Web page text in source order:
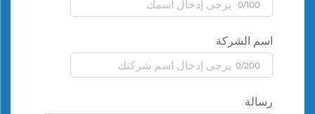
0/100
اسم الشركة
0/200
رسالة